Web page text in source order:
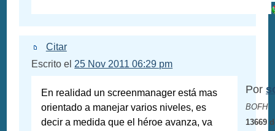
Citar
Escrito el 25 Nov 2011 06:29 pm
En realidad un screenmanager está mas
orientado a manejar varios niveles, es
decir a medida que el héroe avanza, va
Por
BOFH
13669